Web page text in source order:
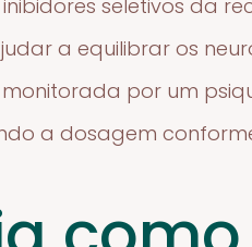
seletivos da
a equilibrar os
por um
a dosagem